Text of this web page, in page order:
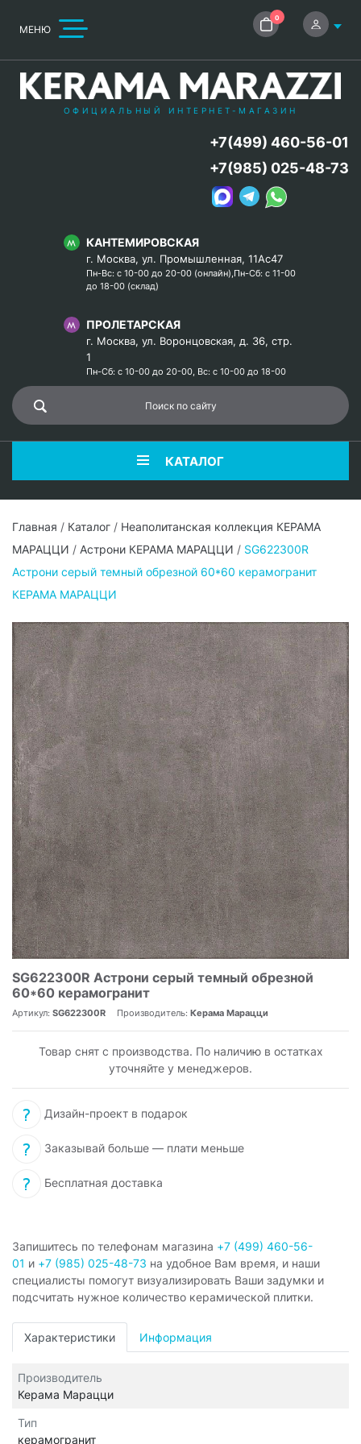
МЕНЮ
0
ОФИЦИАЛЬНЫЙ ИНТЕРНЕТ-МАГАЗИН
КАНТЕМИРОВСКАЯ
г. Москва, ул. Промышленная, 11Ас47
Пн-Вс: с 10-00 до 20-00 (онлайн),Пн-Сб: с 11-00
до 18-00 (склад)
ПРОЛЕТАРСКАЯ
г. Москва, ул. Воронцовская, д. 36, стр.
1
Пн-Сб: с 10-00 до 20-00, Вс: с 10-00 до 18-00
+7(499) 460-56-01
+7(985) 025-48-73
КАТАЛОГ
Главная / Каталог / Неаполитанская коллекция КЕРАМА
МАРАЦЦИ / Астрони КЕРАМА МАРАЦЦИ / SG622300R
Астрони серый темный обрезной 60*60 керамогранит
КЕРАМА МАРАЦЦИ
SG622300R Астрони серый темный обрезной
60*60 керамогранит
Артикул: SG622300R Производитель: Керама Марацци
Товар снят с производства. По наличию в остатках
уточняйте у менеджеров.
Дизайн-проект в подарок
Заказывай больше — плати меньше
Бесплатная доставка
Запишитесь по телефонам магазина +7 (499) 460-56-
01 и +7 (985) 025-48-73 на удобное Вам время, и наши
специалисты помогут визуализировать Ваши задумки и
подсчитать нужное количество керамической плитки.
Характеристики Информация
Производитель
Керама Марацци
Тип
керамогранит